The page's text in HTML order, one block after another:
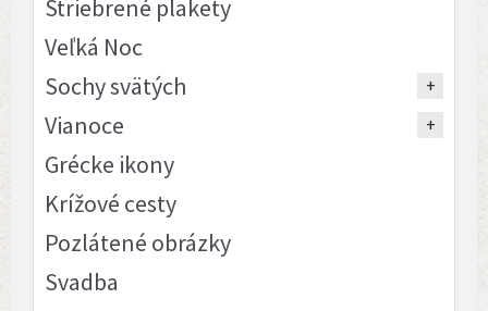
Striebrené plakety
Veľká Noc
Sochy svätých
Vianoce
Grécke ikony
Krížové cesty
Pozlátené obrázky
Svadba